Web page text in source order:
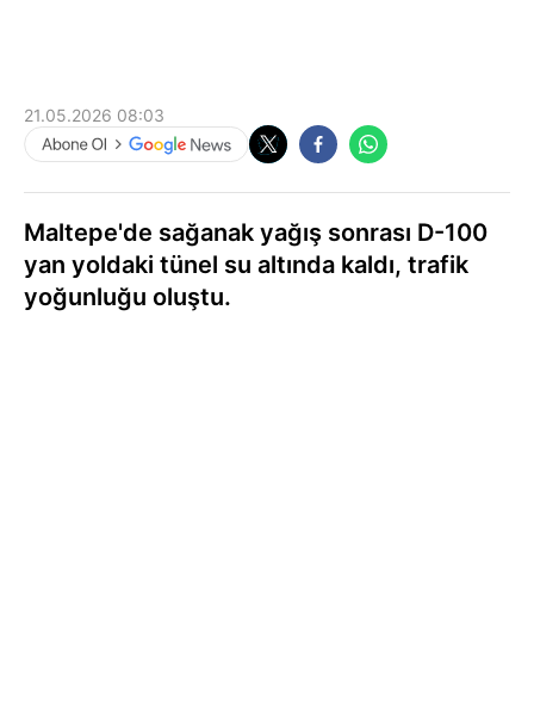
21.05.2026 08:03
Maltepe'de sağanak yağış sonrası D-100
yan yoldaki tünel su altında kaldı, trafik
yoğunluğu oluştu.